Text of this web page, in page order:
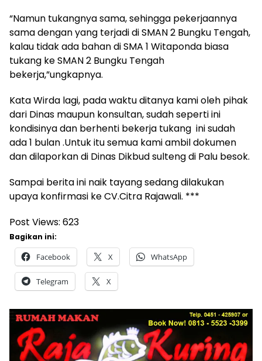
“Namun tukangnya sama, sehingga pekerjaannya
sama dengan yang terjadi di SMAN 2 Bungku Tengah,
kalau tidak ada bahan di SMA 1 Witaponda biasa
tukang ke SMAN 2 Bungku Tengah
bekerja,”ungkapnya.
Kata Wirda lagi, pada waktu ditanya kami oleh pihak
dari Dinas maupun konsultan, sudah seperti ini
kondisinya dan berhenti bekerja tukang ini sudah
ada 1 bulan .Untuk itu semua kami ambil dokumen
dan dilaporkan di Dinas Dikbud sulteng di Palu besok.
Sampai berita ini naik tayang sedang dilakukan
upaya konfirmasi ke CV.Citra Rajawali. ***
Post Views: 623
Bagikan ini:
Facebook X WhatsApp
Telegram X